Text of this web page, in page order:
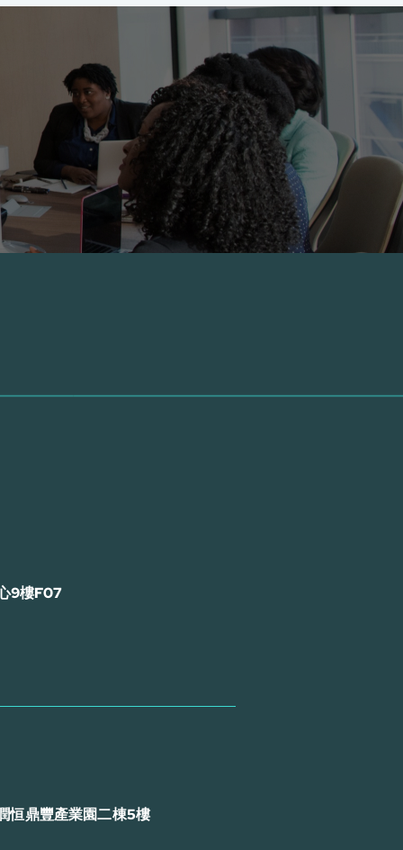
9樓F07
恒鼎豐產業園二棟5樓